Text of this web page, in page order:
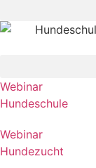
Webinar
Hundeschule
Webinar
Hundezucht